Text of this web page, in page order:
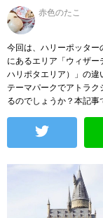
赤色のたこ
今回は、ハリーポッタ
にあるエリア「ウィザー
ハリポタエリア）」の
テーマパークでアトラク
るのでしょうか？本記事